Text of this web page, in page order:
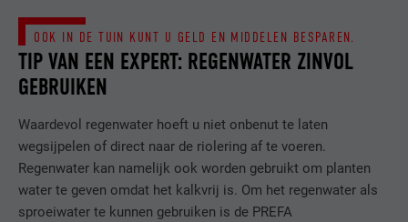
TIP VAN EEN EXPERT: REGENWATER ZINVOL
GEBRUIKEN
OOK IN DE TUIN KUNT U GELD EN MIDDELEN BESPAREN.
Waardevol regenwater hoeft u niet onbenut te laten
wegsijpelen of direct naar de riolering af te voeren.
Regenwater kan namelijk ook worden gebruikt om planten
water te geven omdat het kalkvrij is. Om het regenwater als
sproeiwater te kunnen gebruiken is de PREFA